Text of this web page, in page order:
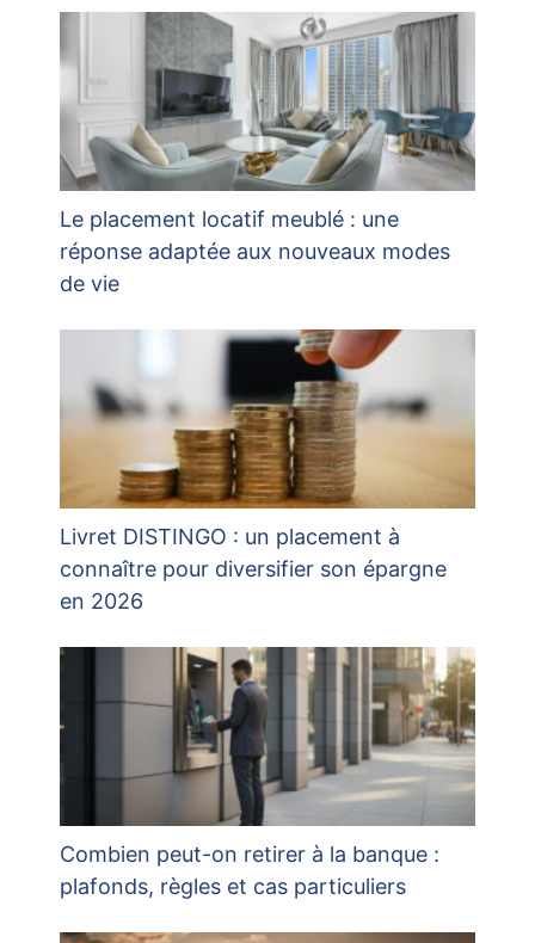
Le placement locatif meublé : une
réponse adaptée aux nouveaux modes
de vie
Livret DISTINGO : un placement à
connaître pour diversifier son épargne
en 2026
Combien peut-on retirer à la banque :
plafonds, règles et cas particuliers